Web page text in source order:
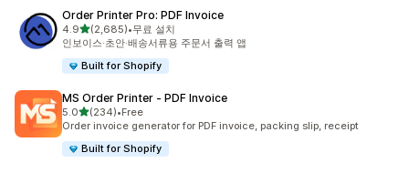
Order Printer Pro: PDF Invoice
4.9별 5개 중
(2,685)
총 리뷰 2685개
•무료 설치
인보이스·초안·배송서류용 주문서 출력 앱
Built for Shopify
MS Order Printer ‑ PDF Invoice
5.0별 5개 중
(234)
총 리뷰 234개
•Free
Order invoice generator for PDF invoice, packing slip, receipt
Built for Shopify